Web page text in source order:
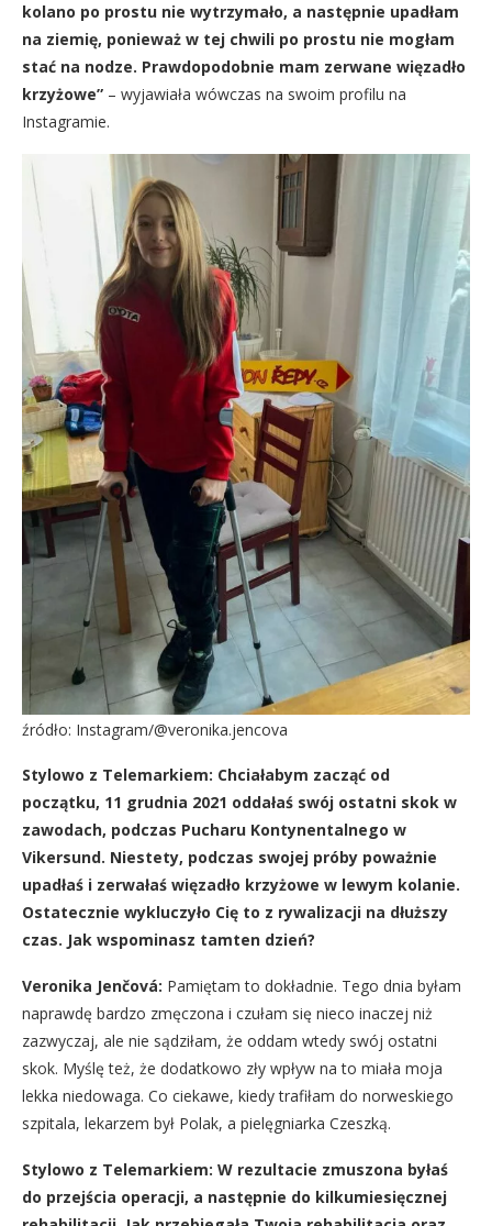
kolano po prostu nie wytrzymało, a następnie upadłam
na ziemię, ponieważ w tej chwili po prostu nie mogłam
stać na nodze. Prawdopodobnie mam zerwane więzadło
krzyżowe” – wyjawiała wówczas na swoim profilu na
Instagramie.
źródło: Instagram/@veronika.jencova
Stylowo z Telemarkiem: Chciałabym zacząć od
początku, 11 grudnia 2021 oddałaś swój ostatni skok w
zawodach, podczas Pucharu Kontynentalnego w
Vikersund. Niestety, podczas swojej próby poważnie
upadłaś i zerwałaś więzadło krzyżowe w lewym kolanie.
Ostatecznie wykluczyło Cię to z rywalizacji na dłuższy
czas. Jak wspominasz tamten dzień?
Veronika Jenčová: Pamiętam to dokładnie. Tego dnia byłam
naprawdę bardzo zmęczona i czułam się nieco inaczej niż
zazwyczaj, ale nie sądziłam, że oddam wtedy swój ostatni
skok. Myślę też, że dodatkowo zły wpływ na to miała moja
lekka niedowaga. Co ciekawe, kiedy trafiłam do norweskiego
szpitala, lekarzem był Polak, a pielęgniarka Czeszką.
Stylowo z Telemarkiem: W rezultacie zmuszona byłaś
do przejścia operacji, a następnie do kilkumiesięcznej